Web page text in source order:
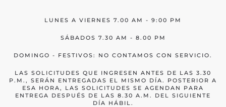
LUNES A VIERNES 7.00 AM - 9:00 PM
SÁBADOS 7.30 AM - 8.00 PM
DOMINGO - FESTIVOS: NO CONTAMOS CON SERVICIO.
LAS SOLICITUDES QUE INGRESEN ANTES DE LAS 3.30
P.M., SERÁN ENTREGADAS EL MISMO DÍA. POSTERIOR A
ESA HORA, LAS SOLICITUDES SE AGENDAN PARA
ENTREGA DESPUÉS DE LAS 8.30 A.M. DEL SIGUIENTE
DÍA HÁBIL.